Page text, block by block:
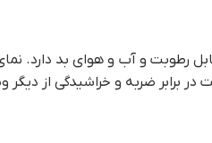
رطوبت و آب و هوای بد دارد.
در برابر ضربه و خراشیدگی از